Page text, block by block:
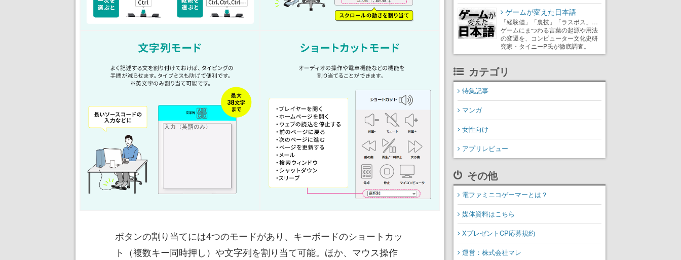
ボタンの割り当てには4つのモードがあり、キーボードのショートカッ
ト（複数キー同時押し）や文字列を割り当て可能。ほか、マウス操作
ゲームが変えた日本語
「経験値」「裏技」「ラスボス」…
ゲームにまつわる言葉の起源や用法
の変遷を、コンピューター文化史研
究家・タイニーP氏が徹底調査。
カテゴリ
特集記事
マンガ
女性向け
アプリレビュー
その他
電ファミニコゲーマーとは？
媒体資料はこちら
XプレゼントCP応募規約
運営：株式会社マレ